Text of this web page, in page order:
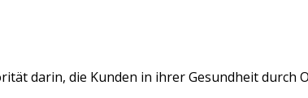
darin, die Kunden in ihrer Gesundheit durch